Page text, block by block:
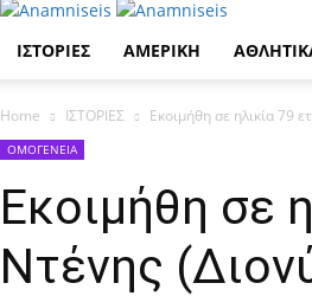
ΙΣΤΟΡΙΕΣ ΑΜΕΡΙΚΗ
Home ΙΣΤΟΡΙΕΣ Εκοιμήθη σε ηλικία 79
ΟΜΟΓΕΝΕΙΑ
Εκοιμήθη σε
Ντένης